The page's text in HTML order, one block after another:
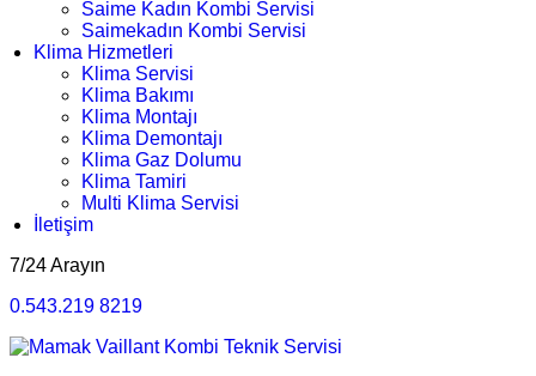
Saime Kadın Kombi Servisi
Saimekadın Kombi Servisi
Klima Hizmetleri
Klima Servisi
Klima Bakımı
Klima Montajı
Klima Demontajı
Klima Gaz Dolumu
Klima Tamiri
Multi Klima Servisi
İletişim
7/24 Arayın
0.543.219 8219